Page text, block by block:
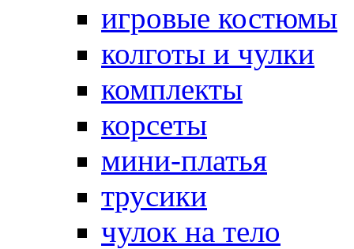
игровые костюмы
колготы и чулки
комплекты
корсеты
мини-платья
трусики
чулок на тело